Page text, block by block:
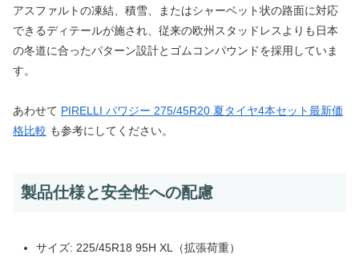
アスファルトの凍結、積雪、またはシャーベット状の路面に対応
できるディテールが施され、従来の欧州スタッドレスよりも日本
の冬道に合ったパターン設計とゴムコンパウンドを採用していま
す。
あわせて PIRELLI パワジー 275/45R20 夏タイヤ4本セット最新価
格比較 も参考にしてください。
製品仕様と安全性への配慮
サイズ: 225/45R18 95H XL（拡張荷重）